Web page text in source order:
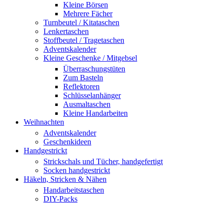
Kleine Börsen
Mehrere Fächer
Turnbeutel / Kitataschen
Lenkertaschen
Stoffbeutel / Tragetaschen
Adventskalender
Kleine Geschenke / Mitgebsel
Überraschungstüten
Zum Basteln
Reflektoren
Schlüsselanhänger
Ausmaltaschen
Kleine Handarbeiten
Weihnachten
Adventskalender
Geschenkideen
Handgestrickt
Strickschals und Tücher, handgefertigt
Socken handgestrickt
Häkeln, Stricken & Nähen
Handarbeitstaschen
DIY-Packs